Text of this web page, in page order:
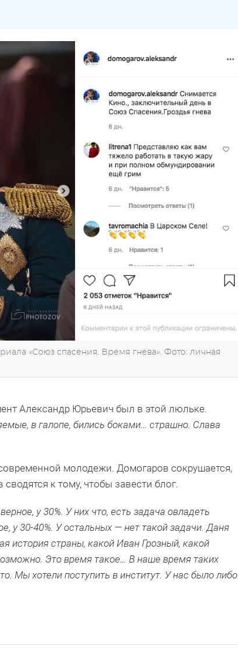
«Союз спасения. Время гнева». Фото: личная
Александр Юрьевич был в этой люльке.
в галопе, бились боками… страшно. Слава
молодежи. Домогаров сокрушается,
к тому, чтобы завести блог.
у 30%. У них что, есть задача овладеть
у 30-40%. У остальных — нет такой задачи. Даня
история страны, какой Иван Грозный, какой
Это время такое… В наше время таких
Мы хотели поступить в институт. У нас было либо